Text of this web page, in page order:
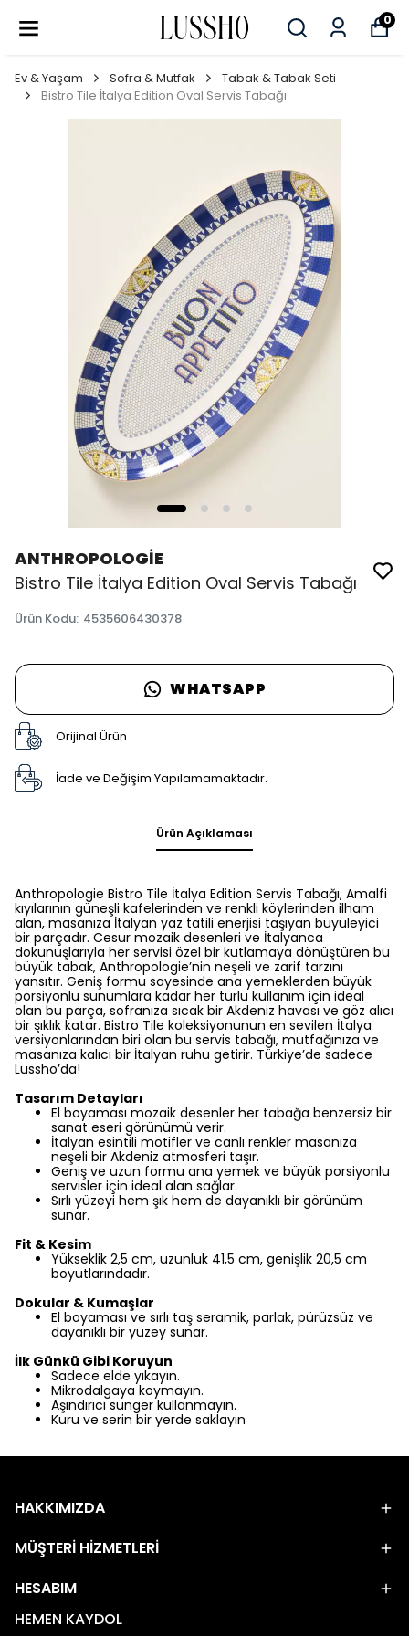
0
Ev & Yaşam Sofra & Mutfak
Tabak & Tabak Seti
Bistro Tile İtalya Edition Oval Servis Tabağı
ANTHROPOLOGİE
Bistro Tile İtalya Edition Oval Servis Tabağı
Ürün Kodu: 4535606430378
WHATSAPP
Orijinal Ürün
İade ve Değişim Yapılamamaktadır.
Ürün Açıklaması
Anthropologie Bistro Tile İtalya Edition Servis Tabağı, Amalfi
kıyılarının güneşli kafelerinden ve renkli köylerinden ilham
alan, masanıza İtalyan yaz tatili enerjisi taşıyan büyüleyici
bir parçadır. Cesur mozaik desenleri ve İtalyanca
dokunuşlarıyla her servisi özel bir kutlamaya dönüştüren bu
büyük tabak, Anthropologie’nin neşeli ve zarif tarzını
yansıtır. Geniş formu sayesinde ana yemeklerden büyük
porsiyonlu sunumlara kadar her türlü kullanım için ideal
olan bu parça, sofranıza sıcak bir Akdeniz havası ve göz alıcı
bir şıklık katar. Bistro Tile koleksiyonunun en sevilen İtalya
versiyonlarından biri olan bu servis tabağı, mutfağınıza ve
masanıza kalıcı bir İtalyan ruhu getirir. Türkiye’de sadece
Lussho’da!
Tasarım Detayları
El boyaması mozaik desenler her tabağa benzersiz bir
sanat eseri görünümü verir.
İtalyan esintili motifler ve canlı renkler masanıza
neşeli bir Akdeniz atmosferi taşır.
Geniş ve uzun formu ana yemek ve büyük porsiyonlu
servisler için ideal alan sağlar.
Sırlı yüzeyi hem şık hem de dayanıklı bir görünüm
sunar.
Fit & Kesim
Yükseklik 2,5 cm, uzunluk 41,5 cm, genişlik 20,5 cm
boyutlarındadır.
Dokular & Kumaşlar
El boyaması ve sırlı taş seramik, parlak, pürüzsüz ve
dayanıklı bir yüzey sunar.
İlk Günkü Gibi Koruyun
Sadece elde yıkayın.
Mikrodalgaya koymayın.
Aşındırıcı sünger kullanmayın.
Kuru ve serin bir yerde saklayın
HAKKIMIZDA
MÜŞTERİ HİZMETLERİ
HESABIM
HEMEN KAYDOL